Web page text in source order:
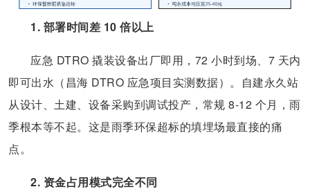
1. 部署时间差 10 倍以上
应急 DTRO 撬装设备出厂即用，72 小时到场、7 天内
即可出水（昌海 DTRO 应急项目实测数据）。自建永久站
从设计、土建、设备采购到调试投产，常规 8-12 个月，雨
季根本等不起。这是雨季环保超标的填埋场最直接的痛
点。
2. 资金占用模式完全不同